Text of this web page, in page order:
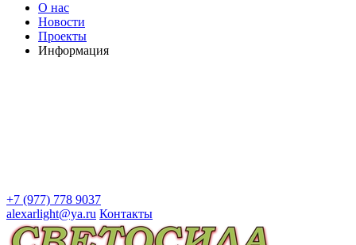
О нас
Новости
Проекты
Информация
+7 (977) 778 9037
alexarlight@ya.ru Контакты